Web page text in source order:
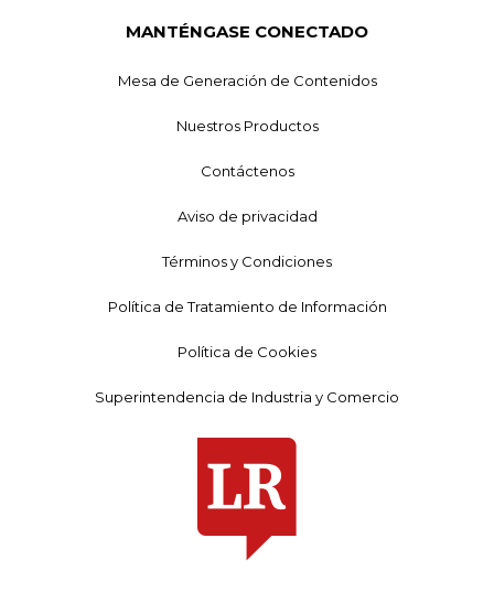
MANTÉNGASE CONECTADO
Mesa de Generación de Contenidos
Nuestros Productos
Contáctenos
Aviso de privacidad
Términos y Condiciones
Política de Tratamiento de Información
Política de Cookies
Superintendencia de Industria y Comercio